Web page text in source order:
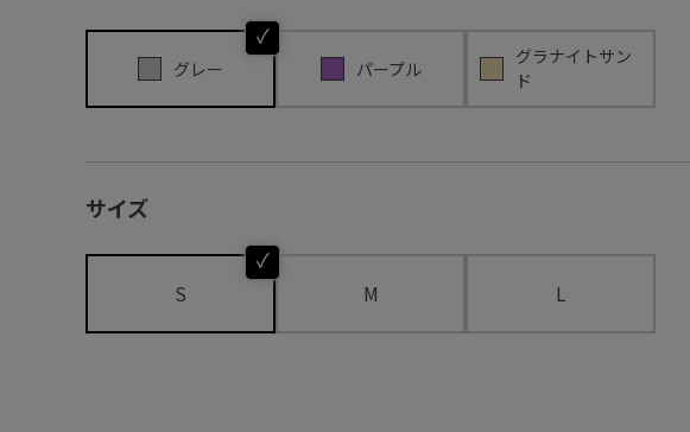
グレー パープル
グラナイトサン
ド
サイズ
S M L